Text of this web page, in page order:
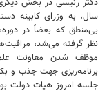
سال، به وزرای کابینه
بی‌منطق که بعضاً در
نظر گرفته می‌شد،
موظف شدن معاونت
برنامه‌ریزی جهت جذب و
جلسه امروز هیات دولت